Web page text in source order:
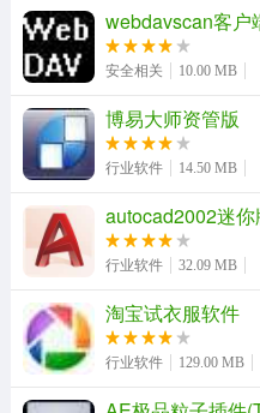
实时计算盘口特大单、大
析超大户、大户、中户、
状图指标，可以实时掌握
日内资金的买卖方向。
大智慧新一代研究报告
大智慧新一代报告收录了
及对相关行业的研究成果
webdavscan客户
安全相关 10.00 MB
博易大师资管版
行业软件 14.50 MB
autocad2002迷你
行业软件 32.09 MB
淘宝试衣服软件
行业软件 129.00 MB